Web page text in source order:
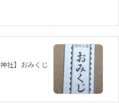
神社】おみくじ